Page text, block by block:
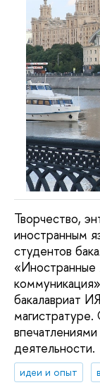
Творчество,
иностранным
студентов
«Иностранные
бакалавриат
деятельности.
идеи и опыт